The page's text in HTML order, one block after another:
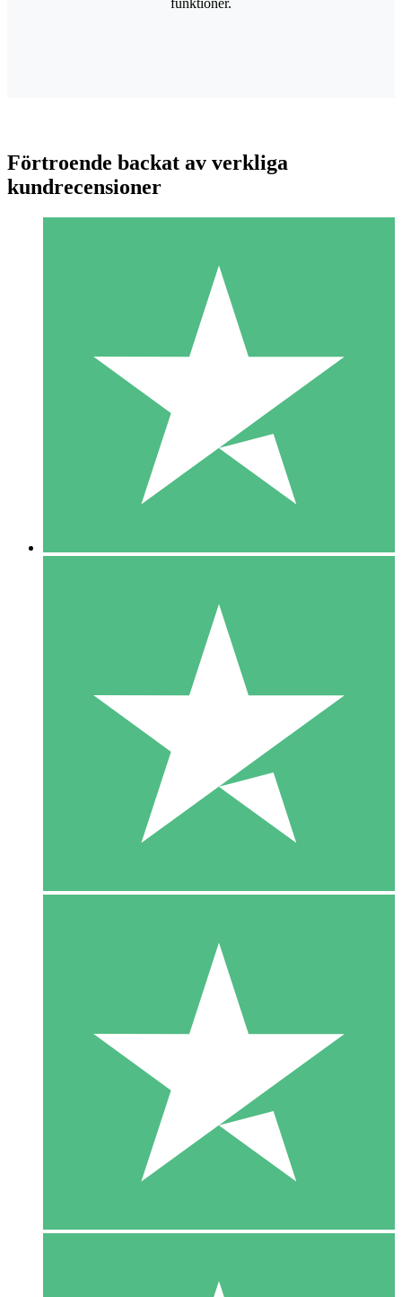
Individuella Kreditpaket
Betala per användning med nedladdningskrediter. Inget
1 Nedladdningar
10 00
10 Nedladdningar
20 00
Förtroende backat av verkliga
kundrecensioner